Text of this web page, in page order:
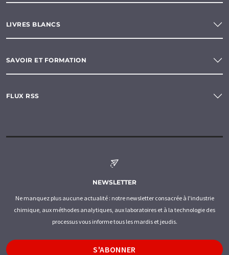
LIVRES BLANCS
SAVOIR ET FORMATION
FLUX RSS
NEWSLETTER
Ne manquez plus aucune actualité : notre newsletter consacrée à l'industrie
chimique, aux méthodes analytiques, aux laboratoires et à la technologie des
processus vous informe tous les mardis et jeudis.
S'ABONNER